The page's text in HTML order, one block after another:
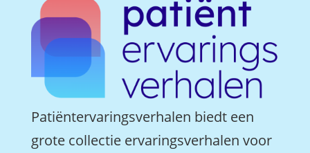
Patiëntervaringsverhalen biedt een
grote collectie ervaringsverhalen voor